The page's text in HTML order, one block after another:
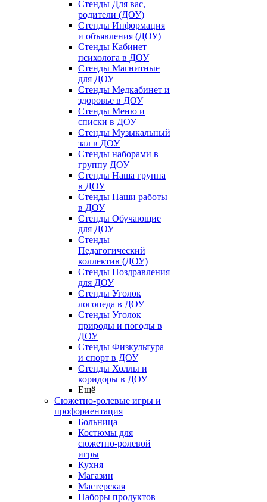
Стенды Для вас,
родители (ДОУ)
Стенды Информация
и объявления (ДОУ)
Стенды Кабинет
психолога в ДОУ
Стенды Магнитные
для ДОУ
Стенды Медкабинет и
здоровье в ДОУ
Стенды Меню и
списки в ДОУ
Стенды Музыкальный
зал в ДОУ
Стенды наборами в
группу ДОУ
Стенды Наша группа
в ДОУ
Стенды Наши работы
в ДОУ
Стенды Обучающие
для ДОУ
Стенды
Педагогический
коллектив (ДОУ)
Стенды Поздравления
для ДОУ
Стенды Уголок
логопеда в ДОУ
Стенды Уголок
природы и погоды в
ДОУ
Стенды Физкультура
и спорт в ДОУ
Стенды Холлы и
коридоры в ДОУ
Ещё
Сюжетно-ролевые игры и
профориентация
Больница
Костюмы для
сюжетно-ролевой
игры
Кухня
Магазин
Мастерская
Наборы продуктов